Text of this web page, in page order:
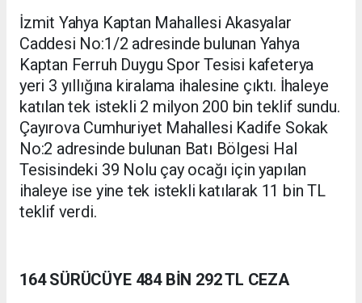
İzmit Yahya Kaptan Mahallesi Akasyalar
Caddesi No:1/2 adresinde bulunan Yahya
Kaptan Ferruh Duygu Spor Tesisi kafeterya
yeri 3 yıllığına kiralama ihalesine çıktı. İhaleye
katılan tek istekli 2 milyon 200 bin teklif sundu.
Çayırova Cumhuriyet Mahallesi Kadife Sokak
No:2 adresinde bulunan Batı Bölgesi Hal
Tesisindeki 39 Nolu çay ocağı için yapılan
ihaleye ise yine tek istekli katılarak 11 bin TL
teklif verdi.
164 SÜRÜCÜYE 484 BİN 292 TL CEZA